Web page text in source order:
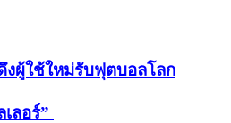
งผู้ใช้ใหม่รับฟุตบอลโลก
ลอร์”